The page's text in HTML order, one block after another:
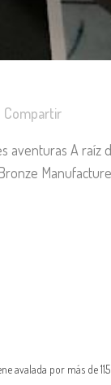
Compartir
aventuras A raíz
por más de